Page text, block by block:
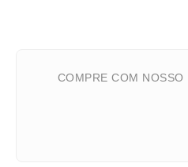
COMPRE COM NOSSO